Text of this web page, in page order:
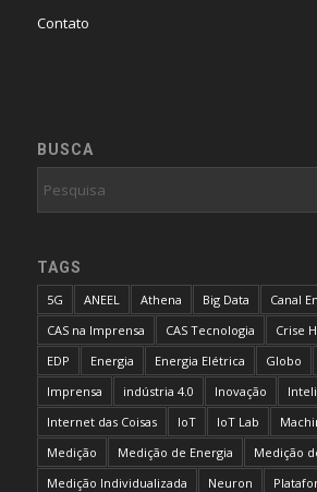
Contato
BUSCA
TAGS
5G ANEEL Athena Big Data Canal
CAS na Imprensa
CAS Tecnologia Crise
EDP
Energia Energia Elétrica Globo
Imprensa
indústria 4.0 Inovação
Internet das Coisas
IoT IoT Lab
Medição
Medição de Energia
Medição
Medição Individualizada
Neuron